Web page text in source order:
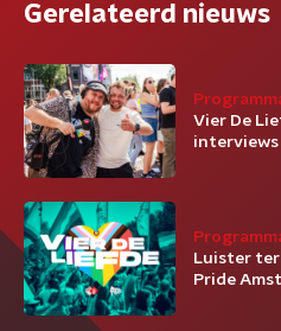
Gerelateerd nieuws
Vier De
Luister
Pride